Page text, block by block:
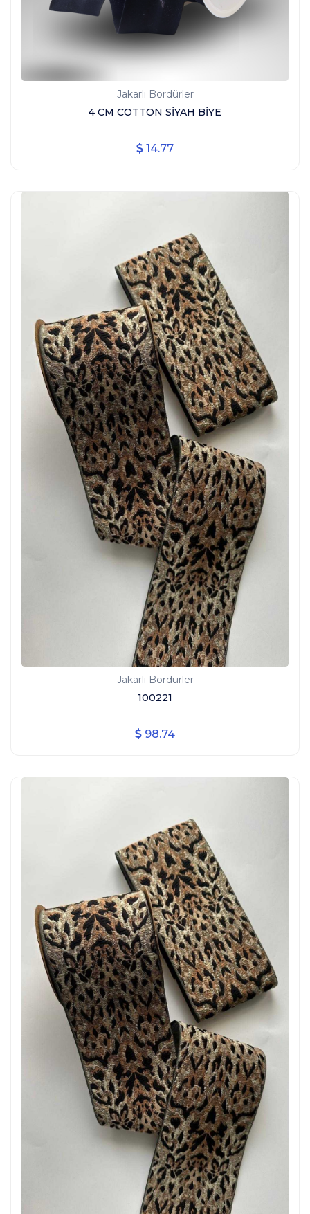
Jakarlı Bordürler
4 CM COTTON SİYAH BİYE
14.77
Jakarlı Bordürler
100221
98.74